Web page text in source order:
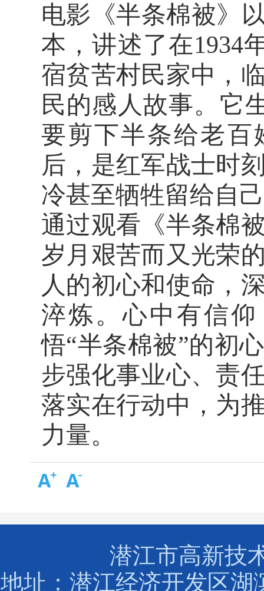
电影《半条棉被》
本，讲述了在1934
宿贫苦村民家中，
民的感人故事。它
要剪下半条给老百
后，是红军战士时
冷甚至牺牲留给自
通过观看《半条棉
岁月艰苦而又光荣
人的初心和使命 ，
淬炼。心中有信
悟“半条棉被”的初
步强化事业心、责
落实在行动中， 为
力量。
潜江市高新技
地址：潜江经济开发区湖